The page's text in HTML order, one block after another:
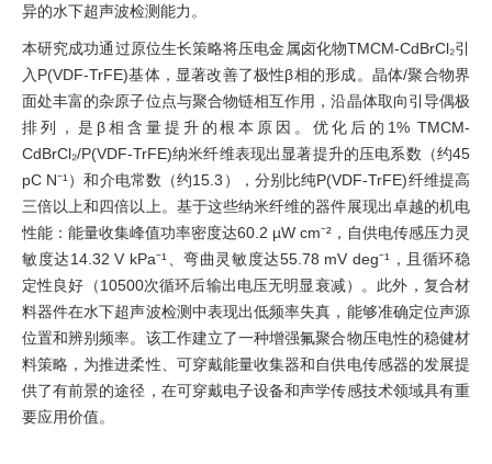
异的水下超声波检测能力。
本研究成功通过原位生长策略将压电金属卤化物TMCM-CdBrCl₂引
入P(VDF-TrFE)基体，显著改善了极性β相的形成。晶体/聚合物界
面处丰富的杂原子位点与聚合物链相互作用，沿晶体取向引导偶极
排列，是β相含量提升的根本原因。优化后的1% TMCM-
CdBrCl₂/P(VDF-TrFE)纳米纤维表现出显著提升的压电系数（约45
pC N⁻¹）和介电常数（约15.3），分别比纯P(VDF-TrFE)纤维提高
三倍以上和四倍以上。基于这些纳米纤维的器件展现出卓越的机电
性能：能量收集峰值功率密度达60.2 µW cm⁻²，自供电传感压力灵
敏度达14.32 V kPa⁻¹、弯曲灵敏度达55.78 mV deg⁻¹，且循环稳
定性良好（10500次循环后输出电压无明显衰减）。此外，复合材
料器件在水下超声波检测中表现出低频率失真，能够准确定位声源
位置和辨别频率。该工作建立了一种增强氟聚合物压电性的稳健材
料策略，为推进柔性、可穿戴能量收集器和自供电传感器的发展提
供了有前景的途径，在可穿戴电子设备和声学传感技术领域具有重
要应用价值。